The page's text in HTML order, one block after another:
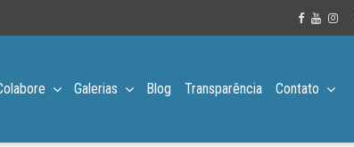
Galerias Blog Transparência Contato